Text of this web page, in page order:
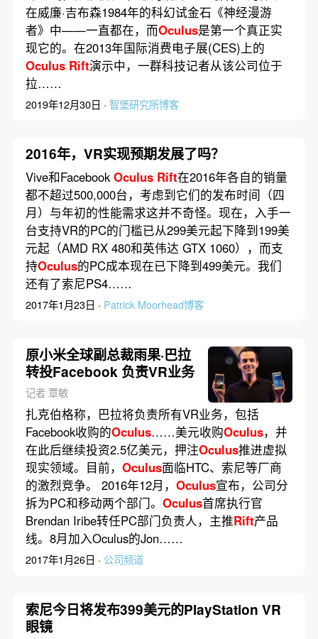
在威廉·吉布森1984年的科幻试金石《神经漫游
者》中——一直都在，而Oculus是第一个真正实
现它的。在2013年国际消费电子展(CES)上的
Oculus Rift演示中，一群科技记者从该公司位于
拉……
2019年12月30日 · 智堡研究所博客
2016年，VR实现预期发展了吗？
Vive和Facebook Oculus Rift在2016年各自的销量
都不超过500,000台，考虑到它们的发布时间（四
月）与年初的性能需求这并不奇怪。现在，入手一
台支持VR的PC的门槛已从299美元起下降到199美
元起（AMD RX 480和英伟达 GTX 1060），而支
持Oculus的PC成本现在已下降到499美元。我们
还有了索尼PS4……
2017年1月23日 · Patrick Moorhead博客
原小米全球副总裁雨果·巴拉
转投Facebook 负责VR业务
记者 覃敏
扎克伯格称，巴拉将负责所有VR业务，包括
Facebook收购的Oculus……美元收购Oculus，并
在此后继续投资2.5亿美元，押注Oculus推进虚拟
现实领域。目前， Oculus面临HTC、索尼等厂商
的激烈竞争。 2016年12月， Oculus宣布，公司分
拆为PC和移动两个部门。 Oculus首席执行官
Brendan Iribe转任PC部门负责人，主推Rift产品
线。8月加入Oculus的Jon……
2017年1月26日 · 公司频道
索尼今日将发布399美元的PlayStation VR
眼镜